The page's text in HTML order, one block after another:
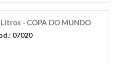
- COPA DO MUNDO
07020